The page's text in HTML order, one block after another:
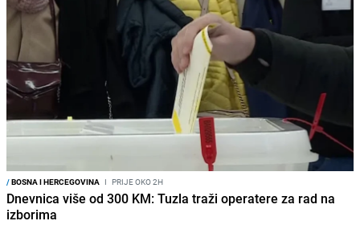
/BOSNA I HERCEGOVINA I PRIJE OKO 2H
Dnevnica više od 300 KM: Tuzla traži operatere za rad na
izborima